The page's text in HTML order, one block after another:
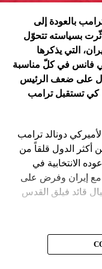
الأميركية وتعاطي
مع إيران. وهي
على الملف النووي
بالعودة إلى
بسياسته تتحوّل
التي يذكرها
فانس في كلّ مناسبة
على ضعف الرئيس
كي تستقبل ترامب
دونالد ترامب
أكثر الدول قلقاً من
الانتخابية في
مع إيران وفرض على
قائد فيلق القدس
السابق